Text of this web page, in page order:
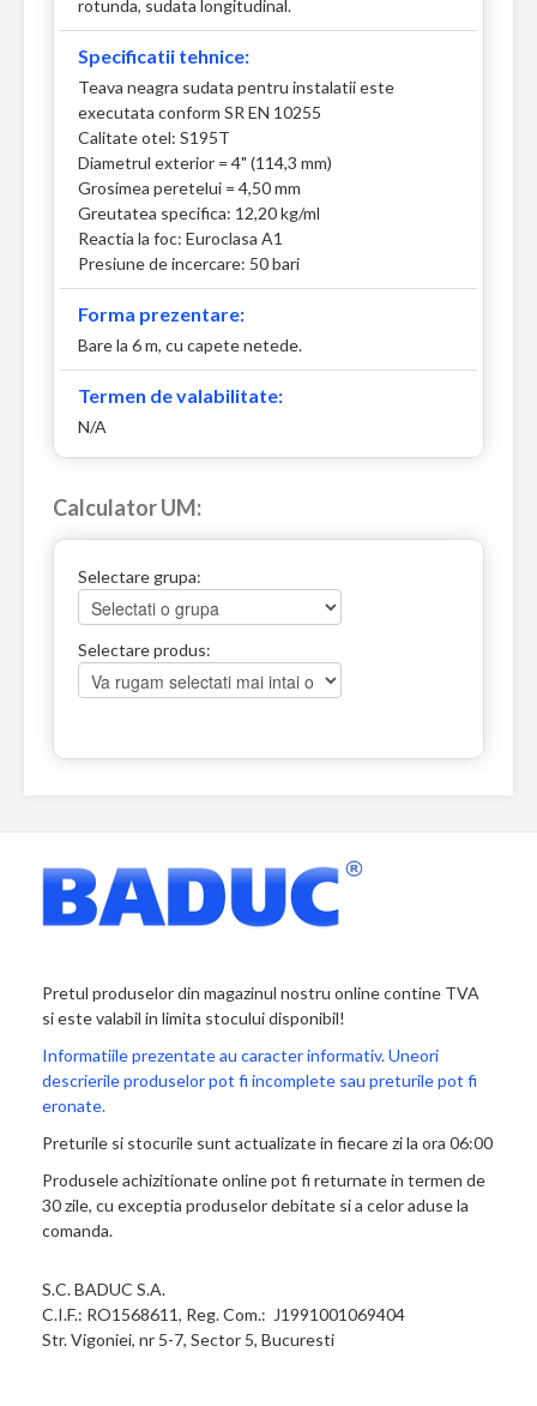
rotunda, sudata longitudinal.
Specificatii tehnice:
Teava neagra sudata pentru instalatii este
executata conform SR EN 10255
Calitate otel: S195T
Diametrul exterior = 4" (114,3 mm)
Grosimea peretelui = 4,50 mm
Greutatea specifica: 12,20 kg/ml
Reactia la foc: Euroclasa A1
Presiune de incercare: 50 bari
Forma prezentare:
Bare la 6 m, cu capete netede.
Termen de valabilitate:
N/A
Calculator UM:
Selectare grupa:
Selectare produs:
Pretul produselor din magazinul nostru online contine TVA
si este valabil in limita stocului disponibil!
Informatiile prezentate au caracter informativ. Uneori
descrierile produselor pot fi incomplete sau preturile pot fi
eronate.
Preturile si stocurile sunt actualizate in fiecare zi la ora 06:00
Produsele achizitionate online pot fi returnate in termen de
30 zile, cu exceptia produselor debitate si a celor aduse la
comanda.
S.C. BADUC S.A.
C.I.F.: RO1568611, Reg. Com.: J1991001069404
Str. Vigoniei, nr 5-7, Sector 5, Bucuresti